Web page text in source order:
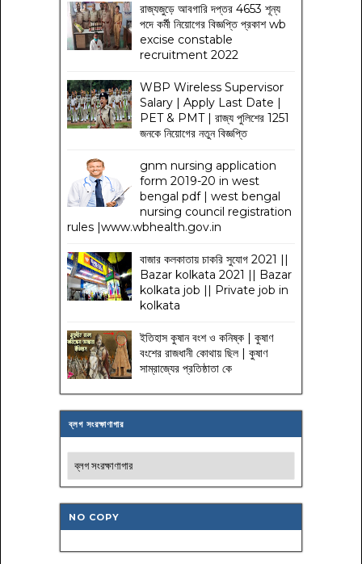
রাজ্যজুড়ে আবগারি দপ্তর 4653 শূন্য
পদে কর্মী নিয়োগের বিজ্ঞপ্তি প্রকাশ wb
excise constable
recruitment 2022
WBP Wireless Supervisor
Salary | Apply Last Date |
PET & PMT | রাজ্য পুলিশের 1251
জনকে নিয়োগের নতুন বিজ্ঞপ্তি
gnm nursing application
form 2019-20 in west
bengal pdf | west bengal
nursing council registration
rules |www.wbhealth.gov.in
বাজার কলকাতায় চাকরি সুযোগ 2021 ||
Bazar kolkata 2021 || Bazar
kolkata job || Private job in
kolkata
ইতিহাস কুষান বংশ ও কনিষ্ক | কুষাণ
বংশের রাজধানী কোথায় ছিল | কুষাণ
সাম্রাজ্যের প্রতিষ্ঠাতা কে
ব্লগ সংরক্ষাণাগার
NO COPY